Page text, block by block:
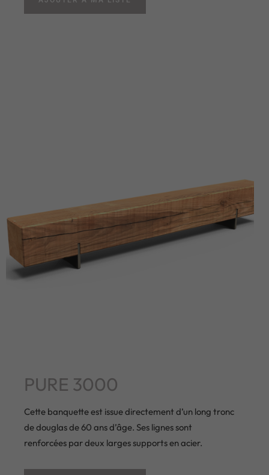
PURE 3000
Cette banquette est issue directement d’un long tronc
de douglas de 60 ans d’âge. Ses lignes sont
renforcées par deux larges supports en acier.